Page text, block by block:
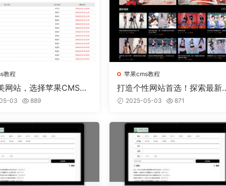
教程
网站，选择苹果CMS模
现03 889
苹果cms教程
打造个性网站首选！探索最新
果CMS模板趋势
2025-05-03 871